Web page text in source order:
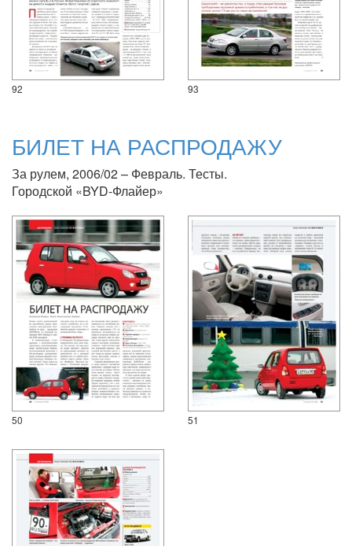
92 93
БИЛЕТ НА РАСПРОДАЖУ
За рулем, 2006/02 – Февраль. Тесты.
Городской «BYD-Флайер»
50 51